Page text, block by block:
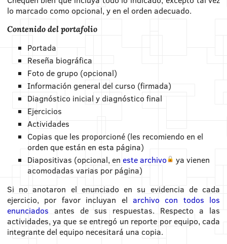
lo marcado como opcional, y en el orden adecuado.
Contenido del portafolio
Portada
Reseña biográfica
Foto de grupo (opcional)
Información general del curso (firmada)
Diagnóstico inicial y diagnóstico final
Ejercicios
Actividades
Copias que les proporcioné (les recomiendo en el
orden que están en esta página)
Diapositivas (opcional, en este archivo
ya vienen
acomodadas varias por página)
Si no anotaron el enunciado en su evidencia de cada
ejercicio, por favor incluyan el archivo con todos los
enunciados antes de sus respuestas. Respecto a las
actividades, ya que se entregó un reporte por equipo, cada
integrante del equipo necesitará una copia.